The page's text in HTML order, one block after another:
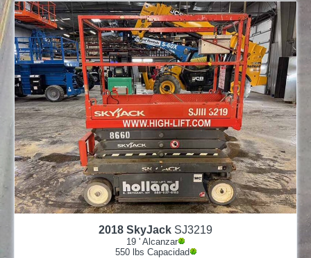
2018 SkyJack SJ3219
19 ' Alcanzar
550lbs Capacidad